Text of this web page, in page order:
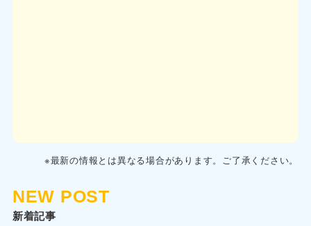
※最新の情報とは異なる場合があります。ご了承ください。
NEW POST
新着記事